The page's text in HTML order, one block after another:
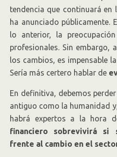
tendencia que continuará en
ha anunciado públicamente.
lo anterior, la
profesionales. Sin embargo,
los cambios, es impensable
Sería más certero hablar de
En definitiva, debemos
antiguo como la humanidad
habrá expertos a la hora
financiero sobrevivirá
frente al cambio en el